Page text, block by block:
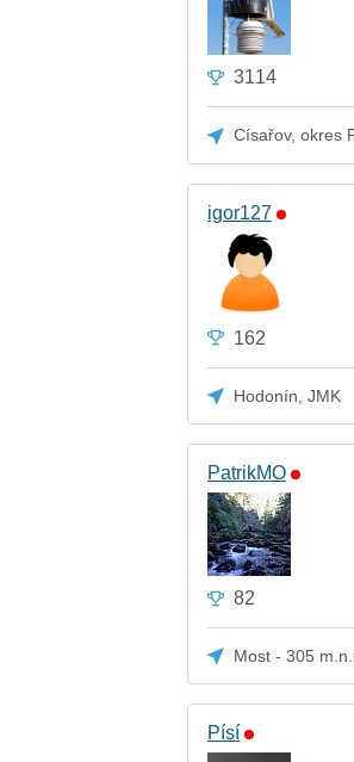
3114
Císařov, okres
igor127
162
Hodonín, JMK
PatrikMO
82
Most - 305
Písí